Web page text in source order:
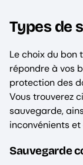
Types de
Le choix du bon
répondre à vos
protection des
Vous trouverez
sauvegarde,
inconvénients
Sauvegarde